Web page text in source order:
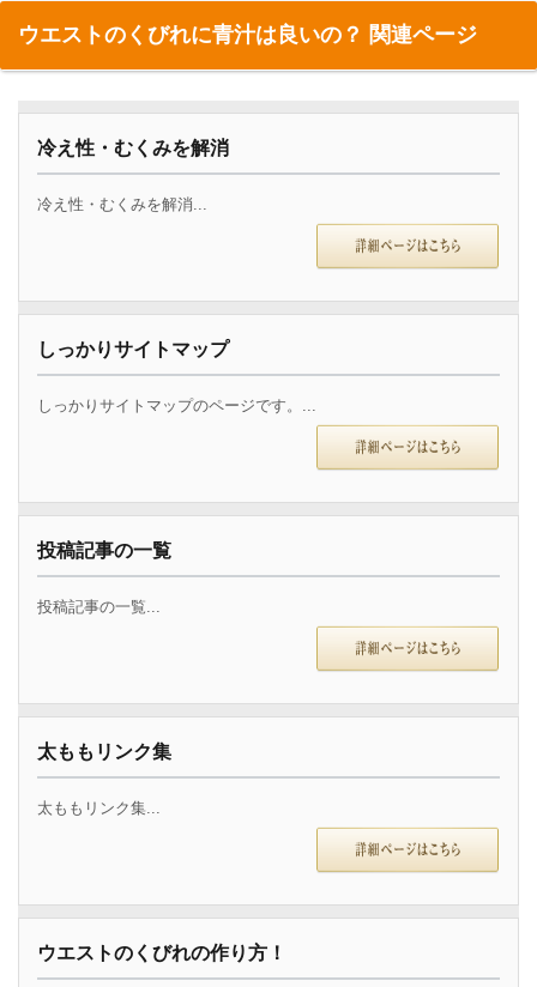
ウエストのくびれに青汁は良いの？ 関連ページ
冷え性・むくみを解消
冷え性・むくみを解消...
しっかりサイトマップ
しっかりサイトマップのページです。...
投稿記事の一覧
投稿記事の一覧...
太ももリンク集
太ももリンク集...
ウエストのくびれの作り方！